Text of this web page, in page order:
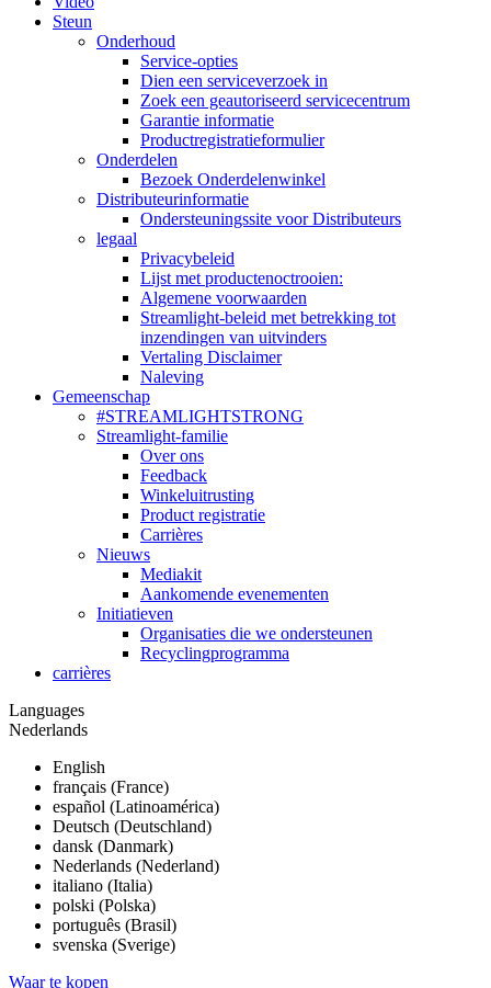
Steun
Onderhoud
Service-opties
Dien een serviceverzoek in
Zoek een geautoriseerd servicecentrum
Garantie informatie
Productregistratieformulier
Onderdelen
Bezoek Onderdelenwinkel
Distributeurinformatie
Ondersteuningssite voor Distributeurs
legaal
Privacybeleid
Lijst met productenoctrooien:
Algemene voorwaarden
Streamlight-beleid met betrekking tot
inzendingen van uitvinders
Vertaling Disclaimer
Naleving
Gemeenschap
#STREAMLIGHTSTRONG
Streamlight-familie
Over ons
Feedback
Winkeluitrusting
Product registratie
Carrières
Nieuws
Mediakit
Aankomende evenementen
Initiatieven
Organisaties die we ondersteunen
Recyclingprogramma
carrières
Languages
Nederlands
English
français (France)
español (Latinoamérica)
Deutsch (Deutschland)
dansk (Danmark)
Nederlands (Nederland)
italiano (Italia)
polski (Polska)
português (Brasil)
svenska (Sverige)
Waar te kopen